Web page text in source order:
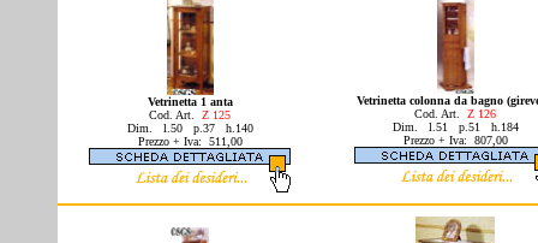
Vetrinetta 1 anta
Cod. Art.
Z 125
Dim. l.50 p.37 h.140
Prezzo + Iva: 511,00
Vetrinetta colonna da bagno
Cod. Art.
Z 126
Dim. l.51 p.51 h.184
Prezzo + Iva: 807,00